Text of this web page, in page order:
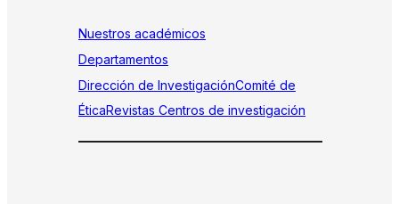
Nuestros académicos
Departamentos
Dirección de InvestigaciónComité de
ÉticaRevistas Centros de investigación